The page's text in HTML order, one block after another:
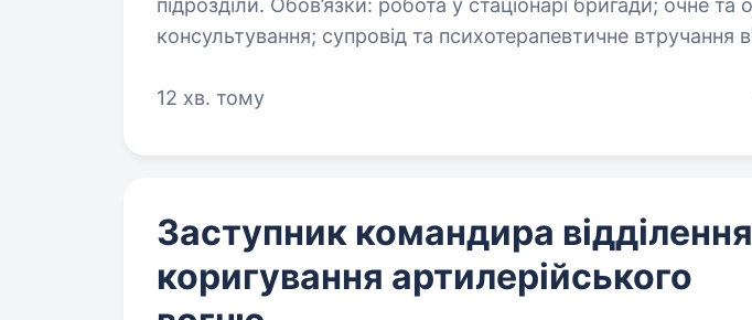
підрозділи. Обов’язки: робота у стаціонарі бригади; очне та онлайн
консультування; супровід та психотерапевтичне втручання військовим
12 хв. тому
Заступник командира відділення
коригування артилерійського